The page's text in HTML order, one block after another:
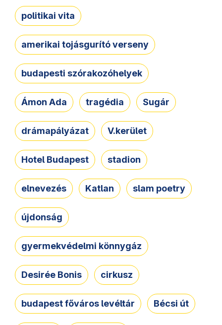
politikai vita
amerikai tojásgurító verseny
budapesti szórakozóhelyek
Ámon Ada tragédia Sugár
drámapályázat V.kerület
Hotel Budapest stadion
elnevezés Katlan slam poetry
újdonság
gyermekvédelmi könnygáz
Desirée Bonis cirkusz
budapest főváros levéltár Bécsi út